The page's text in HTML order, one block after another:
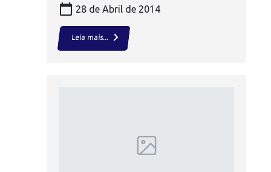
calendar_today 28 de Abril de 2014
Leia mais...keyboard_arrow_right